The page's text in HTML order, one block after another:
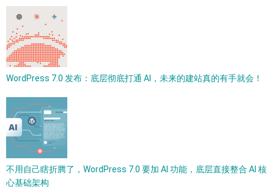
WordPress 7.0 发布：底层彻底打通 AI，未来的建站真的有手就会！
不用自己瞎折腾了，WordPress 7.0 要加 AI 功能，底层直接整合 AI 核
心基础架构